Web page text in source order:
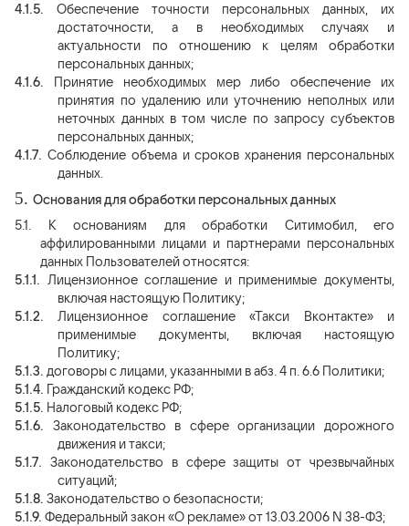
4.1.5.
Обеспечение точности персональных данных, их
достаточности, а в необходимых случаях и
актуальности по отношению к целям обработки
персональных данных;
4.1.6.
Принятие необходимых мер либо обеспечение их
принятия по удалению или уточнению неполных или
неточных данных в том числе по запросу субъектов
персональных данных;
4.1.7. Соблюдение объема и сроков хранения персональных
данных.
5. Основания для обработки персональных данных
5.1.
К основаниям для обработки Ситимобил, его
аффилированными лицами и партнерами персональных
данных Пользователей относятся:
5.1.1. Лицензионное соглашение и применимые документы,
включая настоящую Политику;
5.1.2.
Лицензионное соглашение «Такси Вконтакте» и
применимые документы, включая настоящую
Политику;
5.1.3. договоры с лицами, указанными в абз. 4 п. 6.6 Политики;
5.1.4. Гражданский кодекс РФ;
5.1.5. Налоговый кодекс РФ;
5.1.6.
Законодательство в сфере организации дорожного
движения и такси;
5.1.7. Законодательство в сфере защиты от чрезвычайных
ситуаций;
5.1.8. Законодательство о безопасности;
5.1.9. Федеральный закон «О рекламе» от 13.03.2006 N 38-ФЗ;